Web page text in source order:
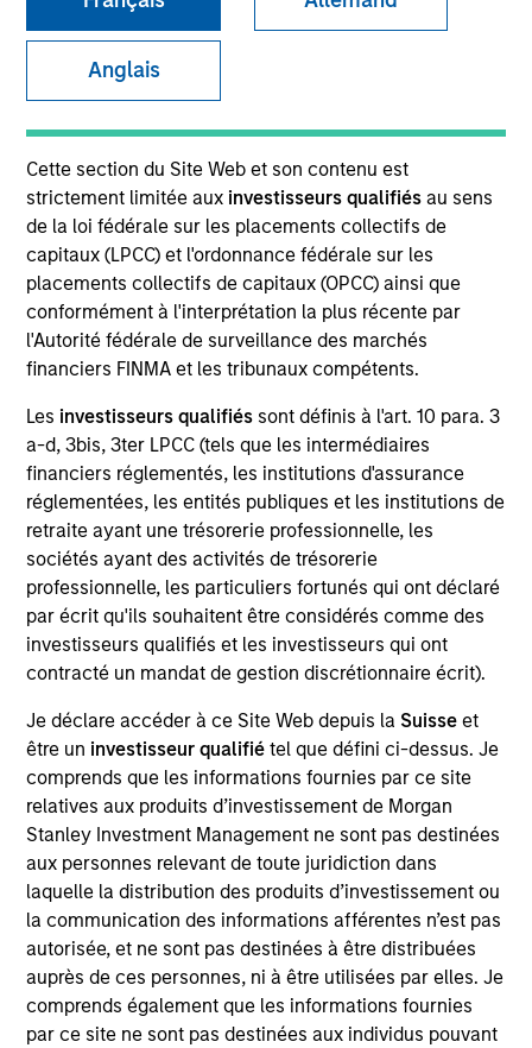
Anglais
Cette section du Site Web et son contenu est
strictement limitée aux investisseurs qualifiésau sens
de la loi fédérale sur les placements collectifs de
capitaux (LPCC) et l'ordonnance fédérale sur les
placements collectifs de capitaux (OPCC) ainsi que
conformément à l'interprétation la plus récente par
l'Autorité fédérale de surveillance des marchés
financiers FINMA et les tribunaux compétents.
Les investisseurs qualifiés sont définis à l'art. 10 para. 3
a-d, 3bis, 3ter LPCC (tels que les intermédiaires
financiers réglementés, les institutions d'assurance
réglementées, les entités publiques et les institutions de
retraite ayant une trésorerie professionnelle, les
sociétés ayant des activités de trésorerie
professionnelle, les particuliers fortunés qui ont déclaré
par écrit qu'ils souhaitent être considérés comme des
investisseurs qualifiés et les investisseurs qui ont
contracté un mandat de gestion discrétionnaire écrit).
Je déclare accéder à ce Site Web depuis la Suisse et
être un investisseur qualifiétel que défini ci-dessus. Je
comprends que les informations fournies par ce site
relatives aux produits d’investissement de Morgan
Stanley Investment Management ne sont pas destinées
aux personnes relevant de toute juridiction dans
laquelle la distribution des produits d’investissement ou
la communication des informations afférentes n’est pas
autorisée, et ne sont pas destinées à être distribuées
auprès de ces personnes, ni à être utilisées par elles. Je
comprends également que les informations fournies
par ce site ne sont pas destinées aux individus pouvant
Healthcare
COUNTRY
United States
Invested on
Nov 2012
Transaction Type
Follow-On
Realization Date
May 2019
Provides life science tools and develops molecular
diagnostics.
View Current Employment Opportunities
View Site
Board Membership
Melissa Daniels
Investment Team
Morgan Stanley Expansion Capital